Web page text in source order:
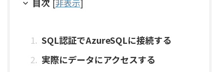
目次 [非表示]
SQL認証でAzureSQLに接続する
実際にデータにアクセスする